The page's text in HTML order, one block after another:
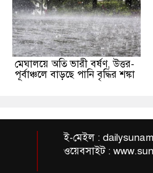
মেঘালয়ে অতি ভারী বর্ষণ, উত্তর-
পূর্বাঞ্চলে বাড়ছে পানি বৃদ্ধির শঙ্কা
ই-মেইল :
ওয়েবসাইট :